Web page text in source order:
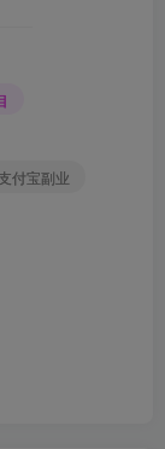
付宝副业